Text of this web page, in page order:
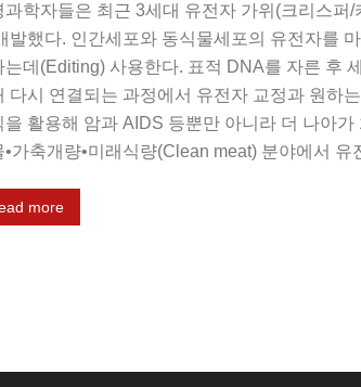
과학자들은 최근 3세대 유전자 가위(크리스퍼
발했다. 인간세포와 동식물세포의 유전자를
는데(Editing) 사용한다. 표적 DNA를 자른 후
다시 연결되는 과정에서 유전자 교정과 원하
을 활용해 암과 AIDS 등뿐만 아니라 더 나아
•가축개량•미래식량(Clean meat) 분야에서 유
more